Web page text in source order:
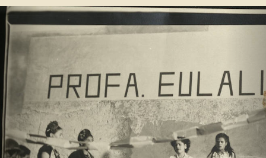
Previous